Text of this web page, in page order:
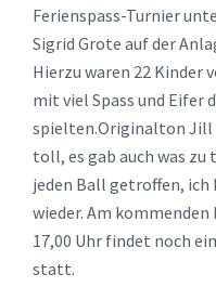
Ferienspass-Turnier
Sigrid Grote auf der
Hierzu waren 22 Kinder
mit viel Spass und Eifer
spielten.Originalton Jill
toll, es gab auch was zu
jeden Ball getroffen,
wieder. Am kommenden
17,00 Uhr findet noch
statt.